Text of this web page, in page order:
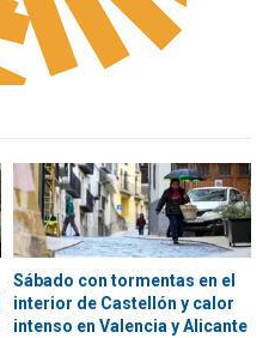
Sábado con tormentas en el
interior de Castellón y calor
intenso en Valencia y Alicante